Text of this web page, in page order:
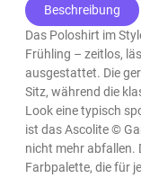
Beschreibung
Das Poloshirt im
Frühling – zeitlos,
ausgestattet. Die
Sitz, während die
Look eine typisch
ist das Ascolite ©
nicht mehr abfallen.
Farbpalette, die für